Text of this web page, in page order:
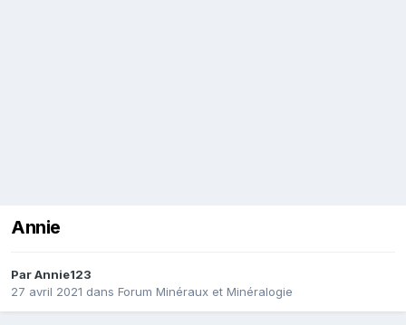
Annie
ParAnnie123
27 avril 2021 dans Forum Minéraux et Minéralogie